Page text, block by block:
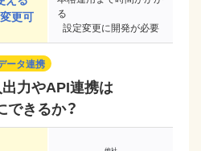
更可
る
設定変更に開発が必要
ータ連携
力やAPI連携は
できるか？